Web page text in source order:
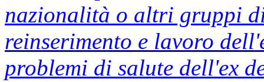
nazionalità o altri gruppi
reinserimento e lavoro
problemi di salute dell'ex